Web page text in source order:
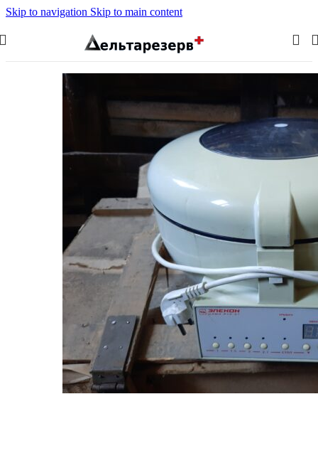
Skip to navigation Skip to main content